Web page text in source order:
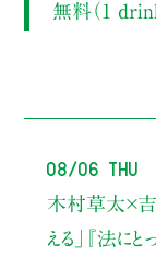
無料（1
08/06 Thu
木村草太×
える」
『法に